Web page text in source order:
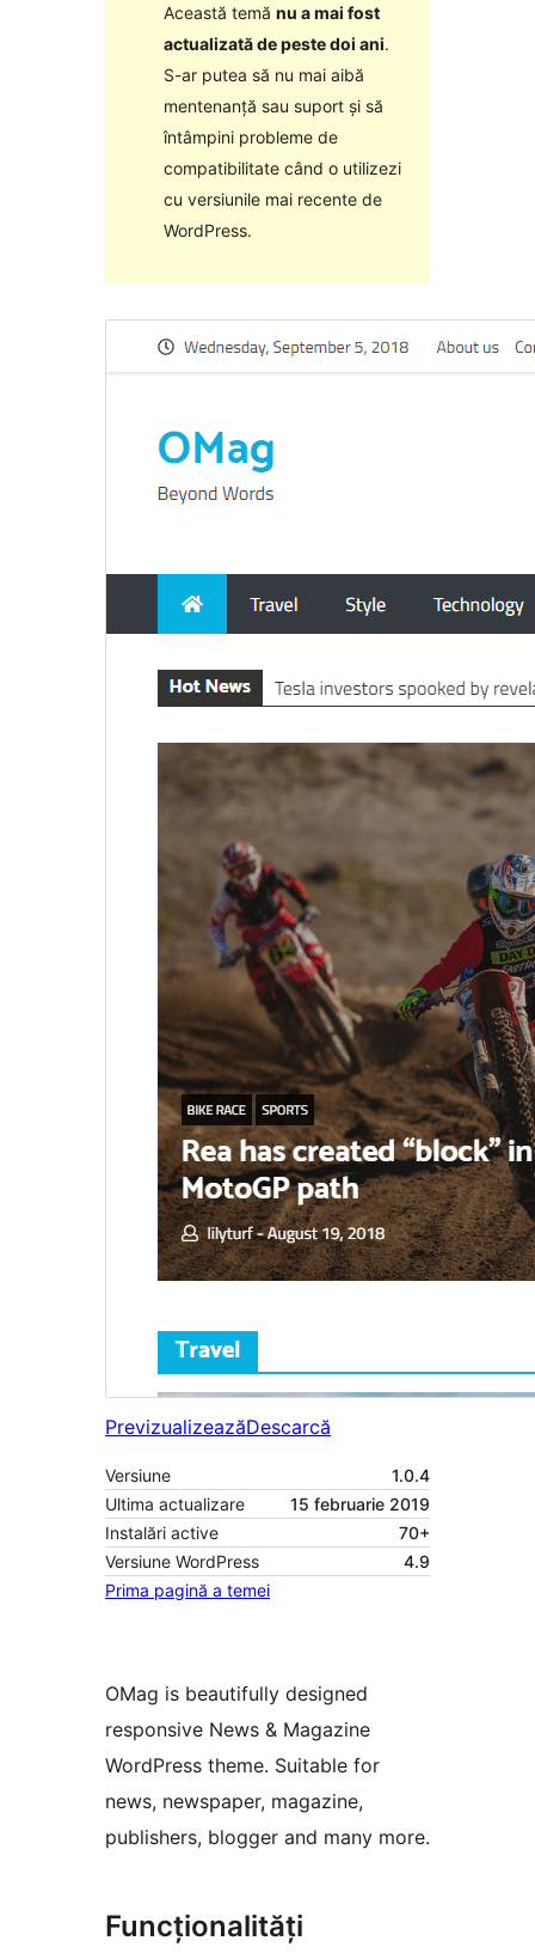
Această temă nu a mai fost
actualizată de peste doi ani.
S-ar putea să nu mai aibă
mentenanță sau suport și să
întâmpini probleme de
compatibilitate când o utilizezi
cu versiunile mai recente de
WordPress.
PrevizualizeazăDescarcă
Versiune
1.0.4
Ultima actualizare
15 februarie 2019
Instalări active
70+
Versiune WordPress
4.9
Prima pagină a temei
OMag is beautifully designed
responsive News & Magazine
WordPress theme. Suitable for
news, newspaper, magazine,
publishers, blogger and many more.
Funcționalități